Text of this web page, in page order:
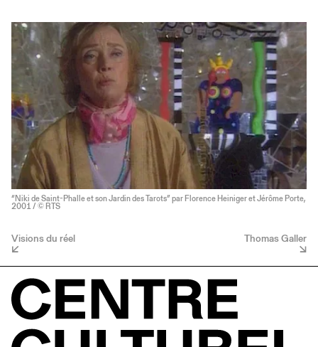
“Niki de Saint-Phalle et son Jardin des Tarots” par Florence Heiniger et Jérôme Porte,
2001 / © RTS
Visions du réel Thomas Galler